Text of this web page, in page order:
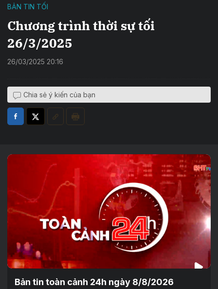
BẢN TIN TỐI
Chương trình thời sự tối
26/3/2025
26/03/2025 20:16
Chia sẻ ý kiến của bạn
Bản tin toàn cảnh 24h ngày 8/8/2026